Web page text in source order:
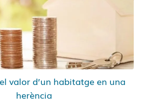
valor d’un habitatge en una
herència